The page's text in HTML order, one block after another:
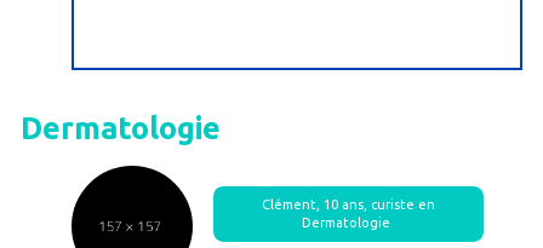
Dermatologie
Clément, 10 ans, curiste en
Dermatologie